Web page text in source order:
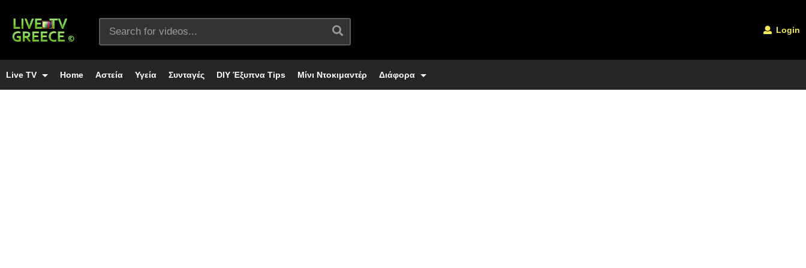
Login
Live TV Home Αστεία Υγεία Συνταγές DIY Έξυπνα Tips Μίνι Ντοκιμαντέρ Διάφορα